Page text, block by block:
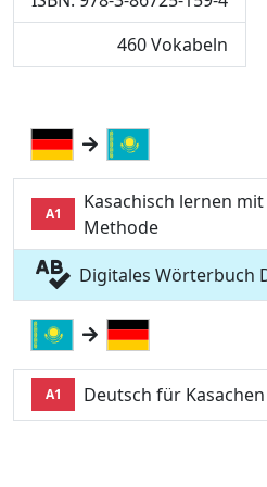
460 Vokabeln
A1
Kasachisch lernen
Methode
Digitales Wörterbuch
A1 Deutsch für